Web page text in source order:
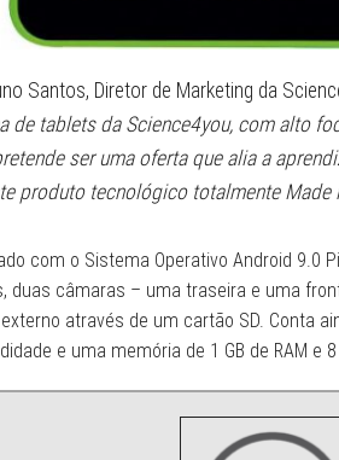
Santos, Diretor de Marketing da
de tablets da Science4you, com alto
ser uma oferta que alia a
produto tecnológico totalmente
com o Sistema Operativo Android 9.0
duas câmaras – uma traseira e uma
através de um cartão SD. Conta
e uma memória de 1 GB de RAM e 8